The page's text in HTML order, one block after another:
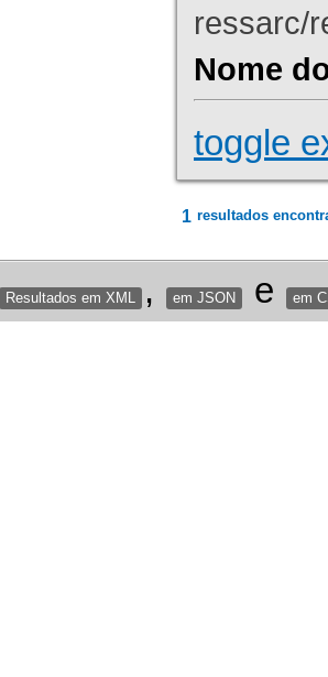
ressarc/
Nome
toggle
1 resultados
Resultados em XML , em JSON e em